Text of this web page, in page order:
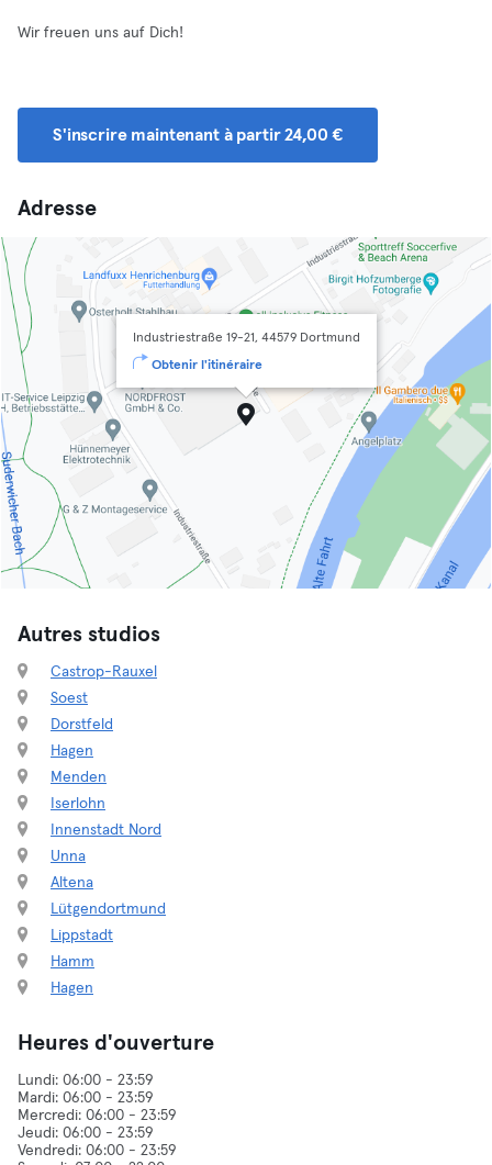
Wir freuen uns auf Dich!
S'inscrire maintenant à partir 24,00 €
Adresse
Industriestraße 19-21, 44579 Dortmund
Obtenir l'itinéraire
Autres studios
Castrop-Rauxel
Soest
Dorstfeld
Hagen
Menden
Iserlohn
Innenstadt Nord
Unna
Altena
Lütgendortmund
Lippstadt
Hamm
Hagen
Heures d'ouverture
Lundi: 06:00 - 23:59
Mardi: 06:00 - 23:59
Mercredi: 06:00 - 23:59
Jeudi: 06:00 - 23:59
Vendredi: 06:00 - 23:59